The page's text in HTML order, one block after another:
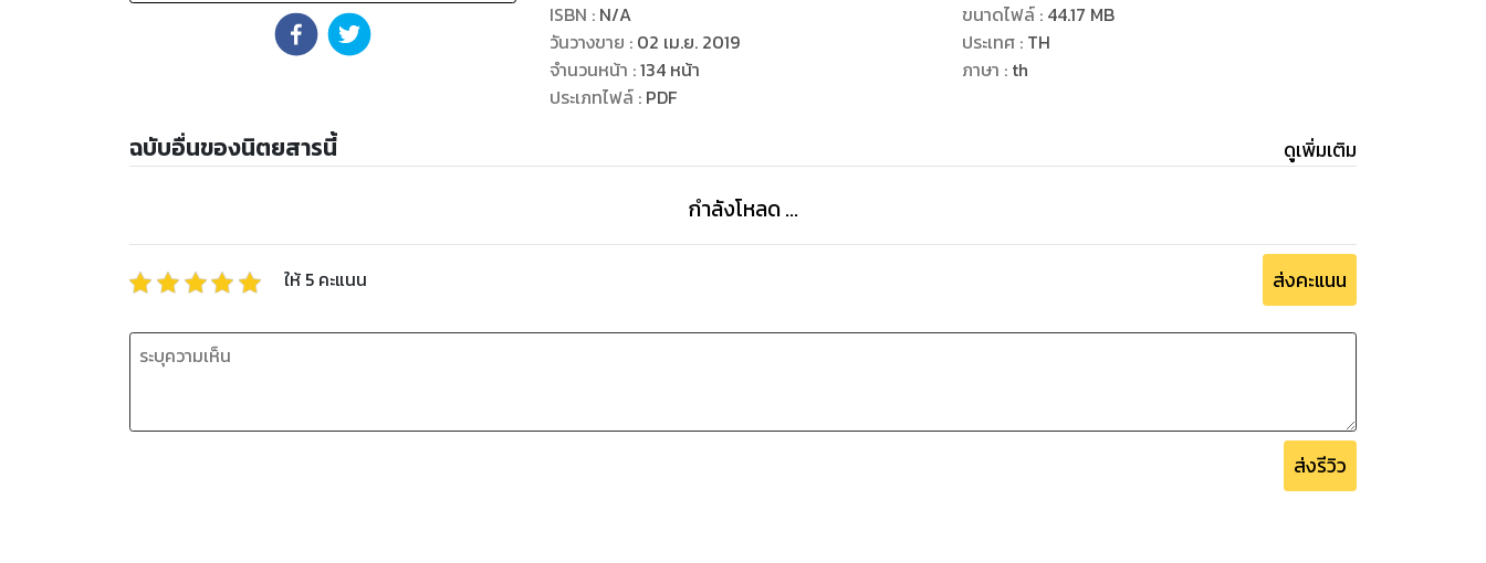
ISBN : N/A
วันวางขาย : 02 เม.ย. 2019
จำนวนหน้า :134 หน้า
ประเภทไฟล์: PDF
ขนาดไฟล์: 44.17 MB
ประเทศ : TH
ภาษา : th
ฉบับอื่นของนิตยสารนี้ ดูเพิ่มเติม
กำลังโหลด ...
ให้ 5 คะแนน ส่งคะแนน
ส่งรีวิว